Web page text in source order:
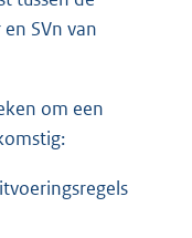
SVn van
om een